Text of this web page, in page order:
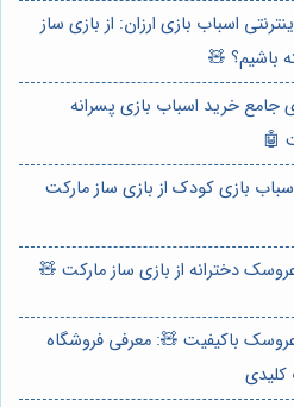
اسباب بازی ارزان: از بازی ساز
باشیم؟ 🧸
جامع خرید اسباب بازی پسرانه
🤖
بازی کودک از بازی ساز مارکت
دخترانه از بازی ساز مارکت 🧸
باکیفیت 🧸: معرفی فروشگاه
کلیدی